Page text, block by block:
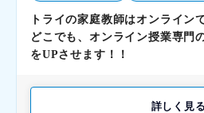
トライの家庭教師はオンライン
どこでも、オンライン授業専門
をUPさせます！！
詳しく見る